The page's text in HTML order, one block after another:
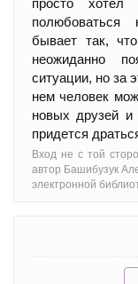
просто
полюбоваться
бывает так,
неожиданно
ситуации, но за
нем человек
новых друзей
придется
Вход не с той
автор Башибузук
электронной